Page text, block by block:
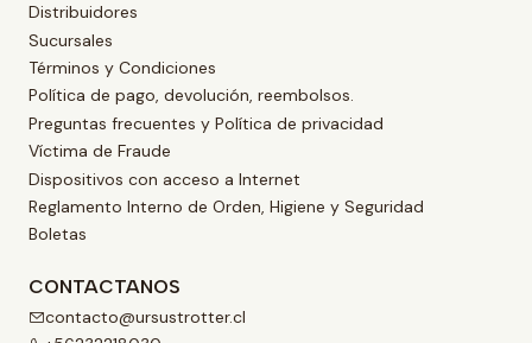
Distribuidores
Sucursales
Términos y Condiciones
Política de pago, devolución, reembolsos.
Preguntas frecuentes y Política de privacidad
Víctima de Fraude
Dispositivos con acceso a Internet
Reglamento Interno de Orden, Higiene y Seguridad
Boletas
CONTACTANOS
contacto@ursustrotter.cl